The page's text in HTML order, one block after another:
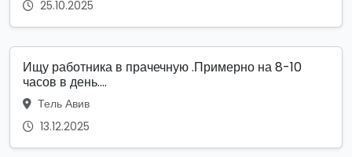
25.10.2025
Ищу работника в прачечную .Примерно на 8-10
часов в день....
Тель Авив
13.12.2025